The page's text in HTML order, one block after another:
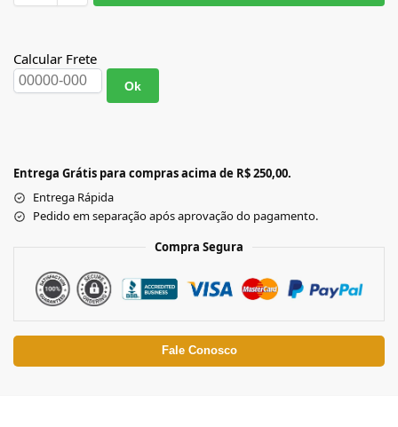
Calcular Frete
Ok
Entrega Grátis para compras acima de R$ 250,00.
Entrega Rápida
Pedido em separação após aprovação do pagamento.
Compra Segura
Fale Conosco